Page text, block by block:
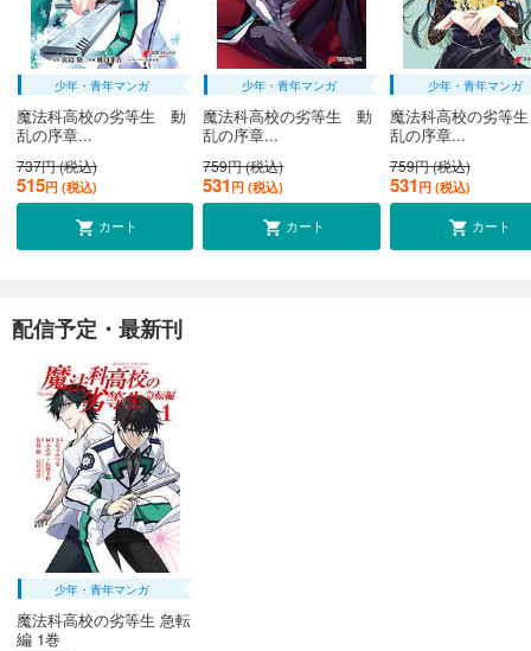
少年・青年マンガ
魔法科高校の劣等生 動
乱の序章...
737円 (税込)
515円 (税込)
カート
少年・青年マンガ
魔法科高校の劣等生 動
乱の序章...
759円 (税込)
531 円 (税込)
カート
少年・青年マンガ
魔法科高校の劣等
乱の序章...
759円 (税込)
531 円 (税込)
カート
配信予定・最新刊
少年・青年マンガ
魔法科高校の劣等生 急転
編 1巻